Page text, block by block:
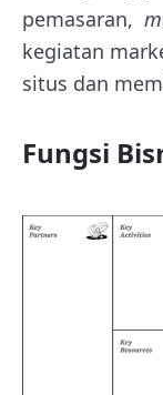
pemasaran,
kegiatan
situs dan
Fungsi